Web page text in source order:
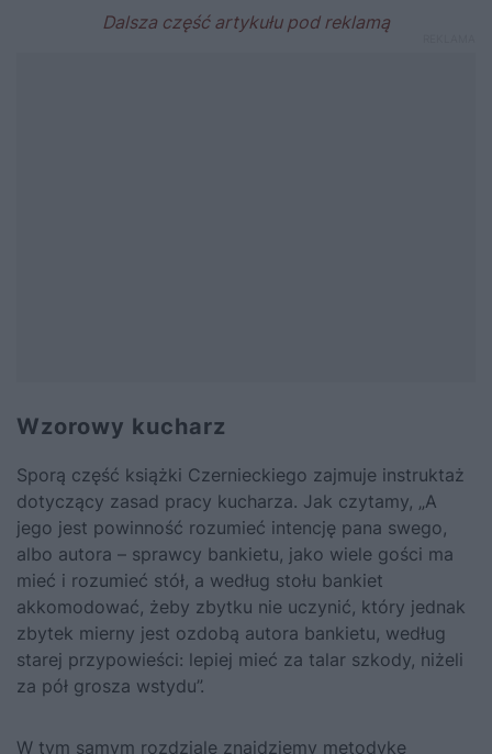
Wzorowy kucharz
Sporą część książki Czernieckiego zajmuje instruktaż
dotyczący zasad pracy kucharza. Jak czytamy, „A
jego jest powinność rozumieć intencję pana swego,
albo autora – sprawcy bankietu, jako wiele gości ma
mieć i rozumieć stół, a według stołu bankiet
akkomodować, żeby zbytku nie uczynić, który jednak
zbytek mierny jest ozdobą autora bankietu, według
starej przypowieści: lepiej mieć za talar szkody, niżeli
za pół grosza wstydu”.
W tym samym rozdziale znajdziemy metodykę